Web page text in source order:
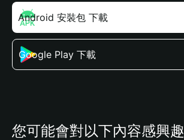
Android 安裝包 下載
Google Play 下載
您可能會對以下內容感興趣